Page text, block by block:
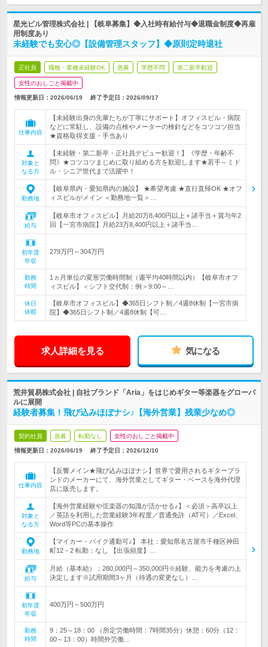
星光ビル管理株式会社 | 【岐阜募集】◆入社時有給付与◆退職金制度◆再雇
用制度あり
未経験でも安心◎【設備管理スタッフ】◆原則定時退社
正社員 職種・業種未経験OK 急募 学歴不問 第二新卒歓迎
女性のおしごと掲載中
情報更新日：2026/06/19 終了予定日： 2026/09/17
仕事内容
【未経験出身の先輩たちが丁寧にサポート】オフィスビル・病院
などに常駐し、設備の点検やメーターの検針などをコツコツ担当
★資格取得支援・手当あり
対象と
なる方
【未経験・第二新卒・正社員デビュー歓迎！】《学歴・年齢不
問》★コツコツまじめに取り組める方を歓迎します★若手～ミド
ル・シニア世代まで活躍中！
勤務地
【岐阜県内・愛知県内の施設】 ★希望考慮 ★直行直帰OK ★オフ
ィスビルがメイン ＜勤務地一覧＞…
給与
【岐阜市オフィスビル】月給20万8,400円以上＋諸手当＋賞与年2
回【一宮市病院】月給23万8,400円以上＋諸手当…
初年度
年収
279万円～304万円
勤務
時間
1ヵ月単位の変形労働時間制（週平均40時間以内）【岐阜市オフ
ィスビル】＜シフト交代制：例＞9:00～…
休日
休暇
【岐阜市オフィスビル】◆365日シフト制／4週8休制【一宮市病
院】◆365日シフト制／4週8休制【可…
求人詳細を見る 気になる
荒井貿易株式会社 | 自社ブランド「Aria」をはじめギター等楽器をグローバ
ルに展開
経験者募集！飛び込みほぼナシ♪【海外営業】残業少なめ◎
契約社員 急募 転勤なし 女性のおしごと掲載中
情報更新日：2026/06/19 終了予定日： 2026/12/10
仕事内容
【反響メイン★飛び込みほぼナシ】世界で愛用されるギターブラ
ンドのメーカーにて、海外営業としてギター・ベースを海外代理
店に販売します。
対象と
なる方
【海外営業経験や弦楽器の知識が活かせる♪】＜必須＞高卒以上
／英語を利用した営業経験3年程度／普通免許（AT可）／Excel、
Word等PCの基本操作
勤務地
【マイカー・バイク通勤可♪】 本社：愛知県名古屋市千種区神田
町12－2 転勤：なし 【出張頻度】…
給与
月給（基本給）：280,000円～350,000円※経験、能力を考慮の上
決定します※試用期間3ヶ月（待遇の変更なし）…
初年度
年収
400万円～500万円
勤務
時間
9：25～18：00 （所定労働時間：7時間35分）休憩：60分（12：
00～13：00）時間外労働…